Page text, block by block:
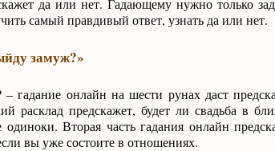
да или нет. Гадающему нужно только
самый правдивый ответ, узнать да или нет.
замуж?»
гадание онлайн на шести рунах даст
расклад предскажет, будет ли свадьба в
Вторая часть гадания онлайн
вы уже состоите в отношениях.